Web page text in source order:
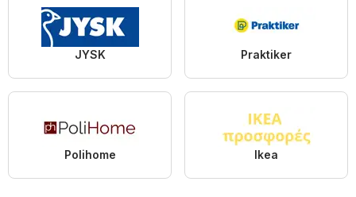
JYSK Praktiker
Polihome Ikea